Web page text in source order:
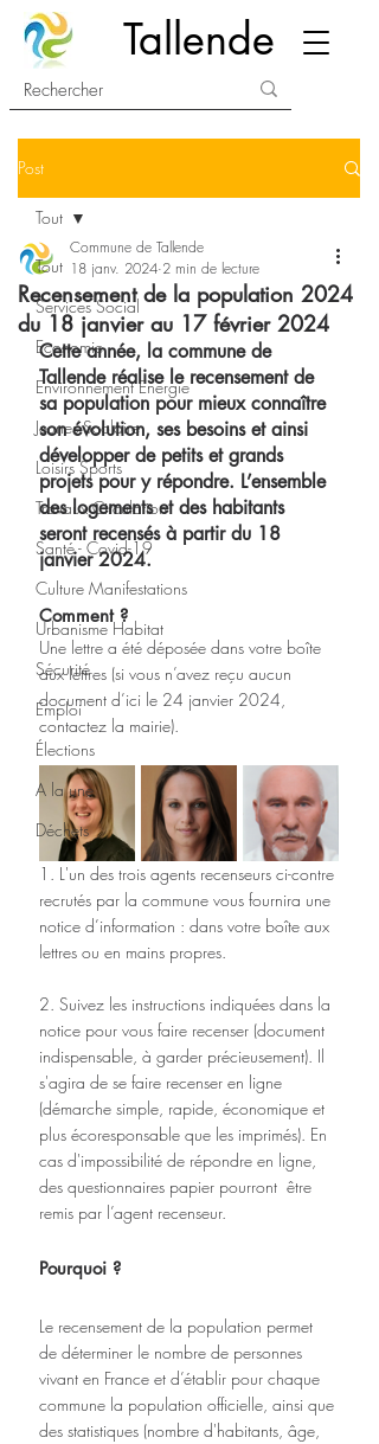
Tallende
Post
Tout
Services Social
Economie
Environnement Energie
Jeunes Scolaire
Loisirs Sports
Travaux Circulation
Santé - Covid-19
Culture Manifestations
Urbanisme Habitat
Sécurité
Emploi
Élections
A la une
Déchets
Tout
Recensement de la population 2024
du 18 janvier au 17 février 2024
Commune de Tallende
18 janv. 2024 2 min de lecture
Cette année, la commune de
Tallende réalise le recensement de
sa population pour mieux connaître
son évolution, ses besoins et ainsi
développer de petits et grands
projets pour y répondre. L’ensemble
des logements et des habitants
seront recensés à partir du 18
janvier 2024.
Comment ?
Une lettre a été déposée dans votre boîte
aux lettres (si vous n’avez reçu aucun
document d’ici le 24 janvier 2024,
contactez la mairie).
1. L'un des trois agents recenseurs ci-contre
recrutés par la commune vous fournira une
notice d’information : dans votre boîte aux
lettres ou en mains propres.
2. Suivez les instructions indiquées dans la
notice pour vous faire recenser (document
indispensable, à garder précieusement). Il
s'agira de se faire recenser en ligne
(démarche simple, rapide, économique et
plus écoresponsable que les imprimés). En
cas d'impossibilité de répondre en ligne,
des questionnaires papier pourront  être
remis par l’agent recenseur.
Pourquoi ?
Le recensement de la population permet
de déterminer le nombre de personnes
vivant en France et d’établir pour chaque
commune la population officielle, ainsi que
des statistiques (nombre d'habitants, âge,